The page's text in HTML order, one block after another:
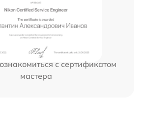
с сертификатом
мастера